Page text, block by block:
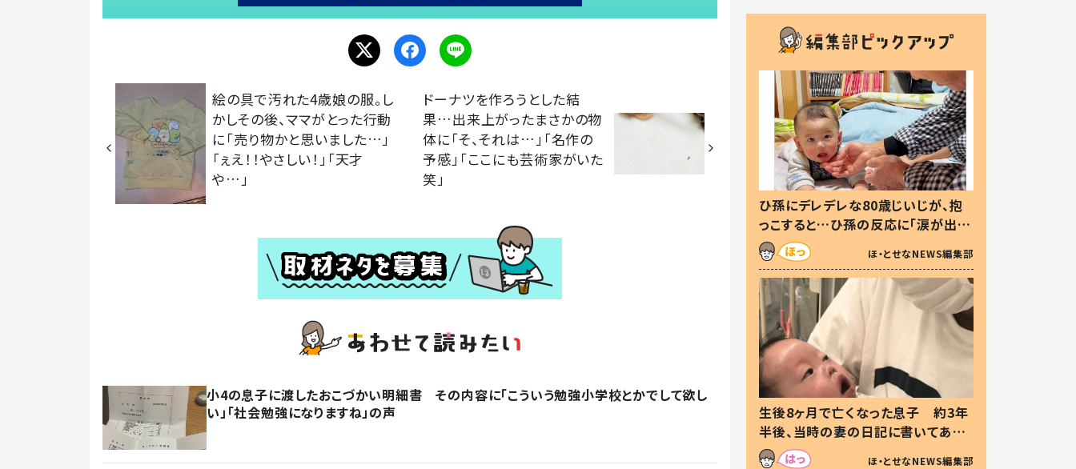
絵の具で汚れた4歳娘の服。し
かしその後、ママがとった行動
に「売り物かと思いました…」
「ぇえ！！やさしい！」「天才
や…」
ドーナツを作ろうとした結
果…出来上がったまさかの物
体に「そ、それは…」「名作の
予感」「ここにも芸術家がいた
笑」
小4の息子に渡したおこづかい明細書 その内容に「こういう勉強小学校とかでして欲し
い」「社会勉強になりますね」の声
ひ孫にデレデレな80歳じいじが、抱
っこすると…ひ孫の反応に「涙が出ま
した」「可愛くて仕方ない」
ほ・とせなNEWS編集部
生後8ヶ月で亡くなった息子 約3年
半後、当時の妻の日記に書いてあっ
た本音とは
ほ・とせなNEWS編集部